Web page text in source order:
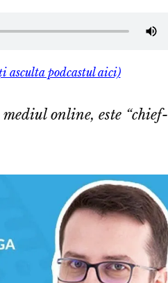
asculta podcastul aici)
online, este “chief-